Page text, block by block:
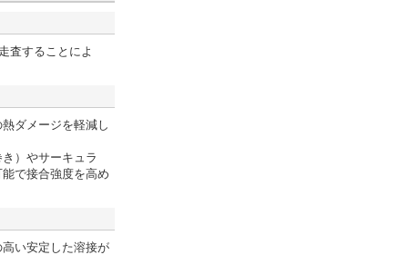
査することによ
ダメージを軽減し
）やサーキュラ
で接合強度を高め
い安定した溶接が